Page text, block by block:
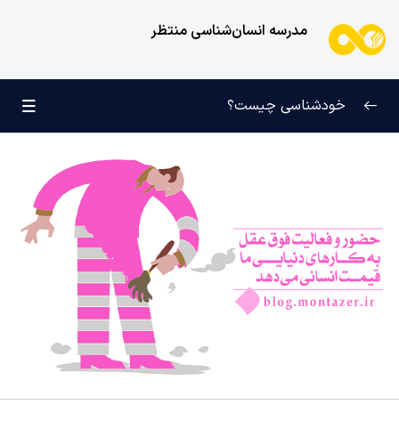
مدرسه انسان‌شناسی منتظر
0/11
کودک عزیز روان 0/6
انسان و میل بی‌نهایت
انسان چه چیزی نیست؟
0/20
خودشناسی چیست؟